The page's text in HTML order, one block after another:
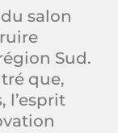
salon
Sud.
que,
l’esprit